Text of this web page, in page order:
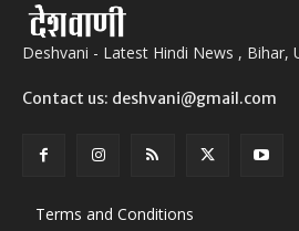
Deshvani - Latest Hindi News , Bihar,
Contact us: deshvani@gmail.com
Terms and Conditions